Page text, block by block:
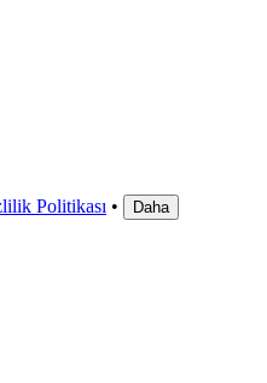
Politikası • Daha